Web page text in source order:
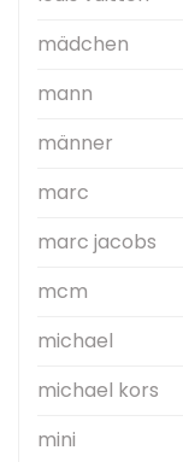
mädchen
mann
männer
marc
marc jacobs
mcm
michael
michael kors
mini